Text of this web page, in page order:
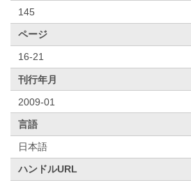
145
ページ
16-21
刊行年月
2009-01
言語
日本語
ハンドルURL